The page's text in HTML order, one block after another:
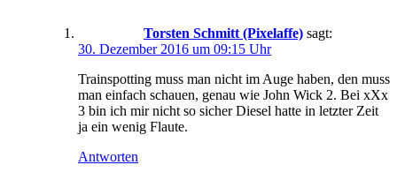
Torsten Schmitt (Pixelaffe) sagt:
30. Dezember 2016 um 09:15 Uhr
Trainspotting muss man nicht im Auge haben, den muss
man einfach schauen, genau wie John Wick 2. Bei xXx
3 bin ich mir nicht so sicher Diesel hatte in letzter Zeit
ja ein wenig Flaute.
Antworten